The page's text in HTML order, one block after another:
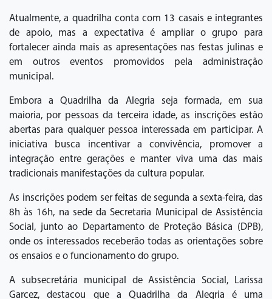
Atualmente, a quadrilha conta com 13 casais e integrantes
de apoio, mas a expectativa é ampliar o grupo para
fortalecer ainda mais as apresentações nas festas julinas e
em outros eventos promovidos pela administração
municipal.
Embora a Quadrilha da Alegria seja formada, em sua
maioria, por pessoas da terceira idade, as inscrições estão
abertas para qualquer pessoa interessada em participar. A
iniciativa busca incentivar a convivência, promover a
integração entre gerações e manter viva uma das mais
tradicionais manifestações da cultura popular.
As inscrições podem ser feitas de segunda a sexta-feira, das
8h às 16h, na sede da Secretaria Municipal de Assistência
Social, junto ao Departamento de Proteção Básica (DPB),
onde os interessados receberão todas as orientações sobre
os ensaios e o funcionamento do grupo.
A subsecretária municipal de Assistência Social, Larissa
Garcez, destacou que a Quadrilha da Alegria é uma